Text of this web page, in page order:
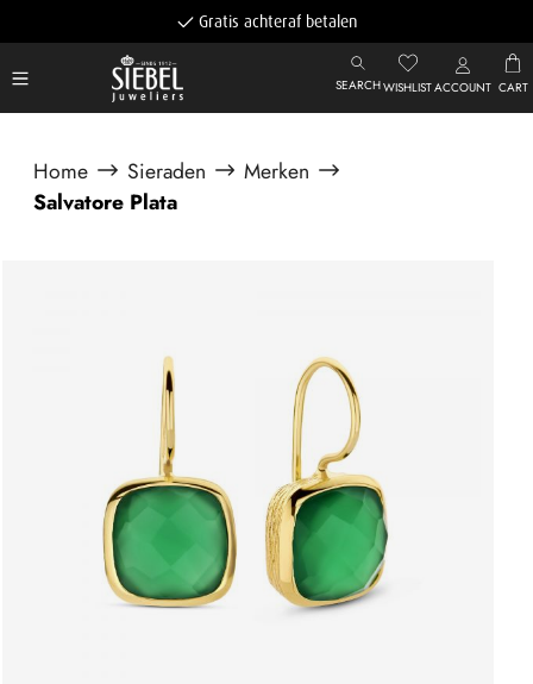
Gratis achteraf betalen
SEARCHWISHLISTACCOUNT CART
Home Sieraden
Merken
Salvatore Plata